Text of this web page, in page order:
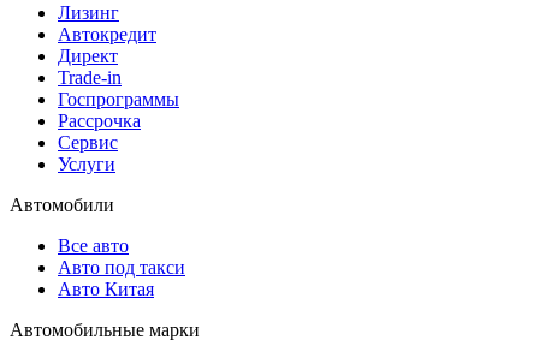
Лизинг
Автокредит
Директ
Trade-in
Госпрограммы
Рассрочка
Сервис
Услуги
Автомобили
Все авто
Авто под такси
Авто Китая
Автомобильные марки